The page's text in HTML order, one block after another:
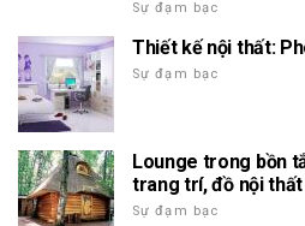
Sự đạm bạc
Thiết kế nội thất:
Sự đạm bạc
Lounge trong bồn
trang trí, đồ nội thất
Sự đạm bạc